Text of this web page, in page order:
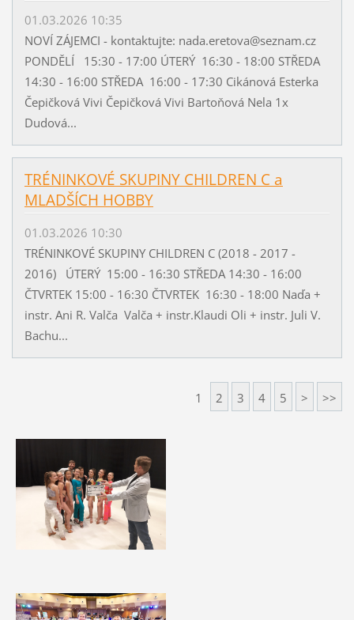
01.03.2026 10:35
NOVÍ ZÁJEMCI - kontaktujte: nada.eretova@seznam.cz
PONDĚLÍ 15:30 - 17:00 ÚTERÝ 16:30 - 18:00 STŘEDA
14:30 - 16:00 STŘEDA 16:00 - 17:30 Cikánová Esterka
Čepičková Vivi Čepičková Vivi Bartoňová Nela 1x
Dudová...
TRÉNINKOVÉ SKUPINY CHILDREN C a
MLADŠÍCH HOBBY
01.03.2026 10:30
TRÉNINKOVÉ SKUPINY CHILDREN C (2018 - 2017 -
2016) ÚTERÝ 15:00 - 16:30 STŘEDA 14:30 - 16:00
ČTVRTEK 15:00 - 16:30 ČTVRTEK 16:30 - 18:00 Naďa +
instr. Ani R. Valča Valča + instr.Klaudi Oli + instr. Juli V.
Bachu...
1 2 3 4 5 > >>